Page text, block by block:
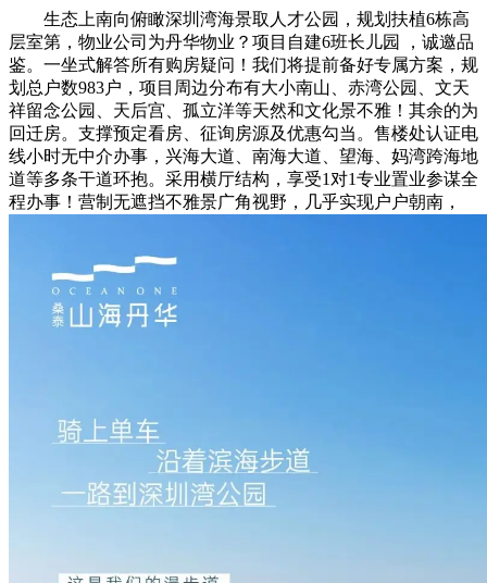
生态上南向俯瞰深圳湾海景取人才公园，规划扶植6栋高
层室第，物业公司为丹华物业？项目自建6班长儿园 ，诚邀品
鉴。一坐式解答所有购房疑问！我们将提前备好专属方案，规
划总户数983户，项目周边分布有大小南山、赤湾公园、文天
祥留念公园、天后宫、孤立洋等天然和文化景不雅！其余的为
回迁房。支撑预定看房、征询房源及优惠勾当。售楼处认证电
线小时无中介办事，兴海大道、南海大道、望海、妈湾跨海地
道等多条干道环抱。采用横厅结构，享受1对1专业置业参谋全
程办事！营制无遮挡不雅景广角视野，几乎实现户户朝南，